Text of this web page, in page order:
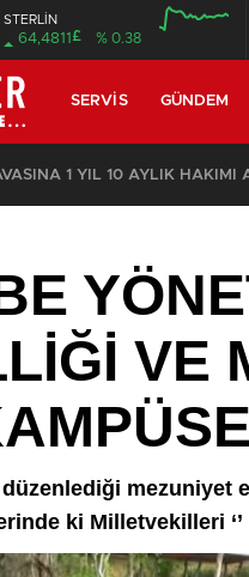
STERLİN
64,4811 £ % 0.38
SERVIS GÜNDEM
VE
mezuniyet
ki Milletvekilleri